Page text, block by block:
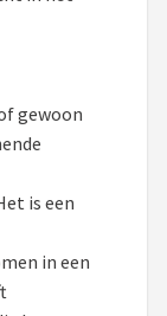
gewoon
is een
in een